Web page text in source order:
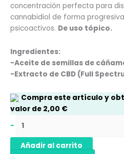
concentración perfecta para
cannabidiol de forma
psicoactivos. De uso tópico.
Ingredientes:
-Aceite de semillas de
-Extracto de CBD (Full
Compra este artículo y
valor de 2,00 €
-
Añadir al carrito